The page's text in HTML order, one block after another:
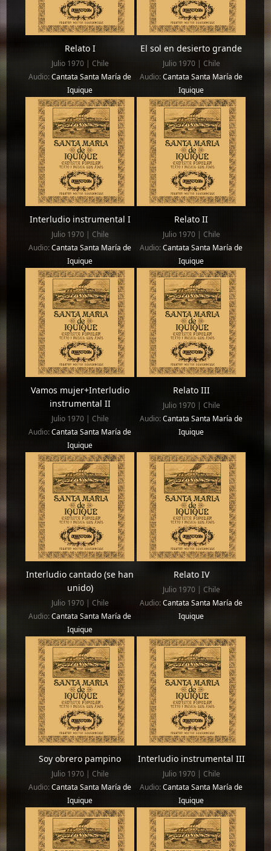
Relato I
Julio 1970 | Chile
Audio:Cantata Santa María de
Iquique
El sol en desierto grande
Julio 1970 | Chile
Audio:Cantata Santa María de
Iquique
Interludio instrumental I
Julio 1970 | Chile
Audio:Cantata Santa María de
Iquique
Relato II
Julio 1970 | Chile
Audio:Cantata Santa María de
Iquique
Vamos mujer+Interludio
instrumental II
Julio 1970 | Chile
Audio:Cantata Santa María de
Iquique
Relato III
Julio 1970 | Chile
Audio:Cantata Santa María de
Iquique
Interludio cantado (se han
unido)
Julio 1970 | Chile
Audio:Cantata Santa María de
Iquique
Relato IV
Julio 1970 | Chile
Audio:Cantata Santa María de
Iquique
Soy obrero pampino
Julio 1970 | Chile
Audio:Cantata Santa María de
Iquique
Interludio instrumental III
Julio 1970 | Chile
Audio:Cantata Santa María de
Iquique